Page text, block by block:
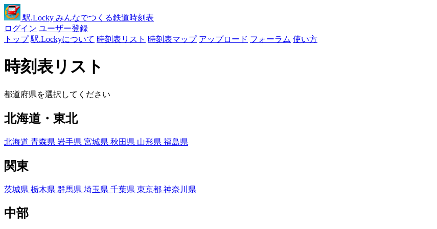
駅.Locky みんなでつくる鉄道時刻表
ログイン ユーザー登録
トップ 駅.Lockyについて 時刻表リスト 時刻表マップ アップロード フォーラム 使い方
時刻表リスト
都道府県を選択してください
北海道・東北
北海道 青森県 岩手県 宮城県 秋田県 山形県 福島県
関東
茨城県 栃木県 群馬県 埼玉県 千葉県 東京都 神奈川県
中部